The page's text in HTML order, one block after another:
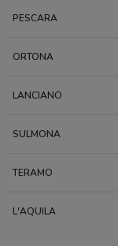
PESCARA
ORTONA
LANCIANO
SULMONA
TERAMO
L'AQUILA